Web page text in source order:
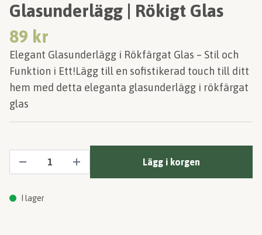
Glasunderlägg | Rökigt Glas
89 kr
Elegant Glasunderlägg i Rökfärgat Glas – Stil och
Funktion i Ett!Lägg till en sofistikerad touch till ditt
hem med detta eleganta glasunderlägg i rökfärgat
glas
Lägg i korgen
I lager